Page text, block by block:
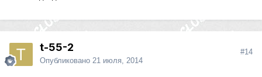
t-55-2
Опубликовано 21 июля, 2014
#14